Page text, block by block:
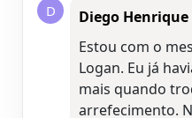
D
Diego
Estou com o
Logan. Eu já
mais quando
arrefecimento.